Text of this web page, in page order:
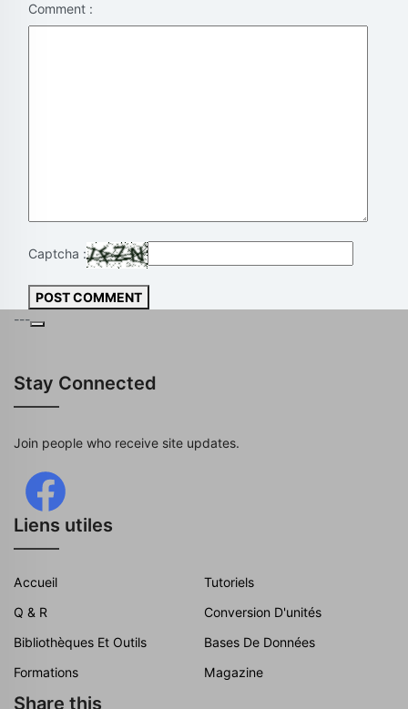
Comment :
Captcha :
POST COMMENT
---
Stay Connected
Join people who receive site updates.
Liens utiles
Accueil
Tutoriels
Q & R
Conversion D'unités
Bibliothèques Et Outils
Bases De Données
Formations
Magazine
Share this